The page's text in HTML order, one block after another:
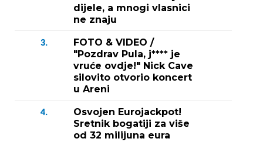
dijele, a mnogi vlasnici
ne znaju
3.
FOTO & VIDEO /
"Pozdrav Pula, j**** je
vruće ovdje!" Nick Cave
silovito otvorio koncert
u Areni
4.
Osvojen Eurojackpot!
Sretnik bogatiji za više
od 32 milijuna eura